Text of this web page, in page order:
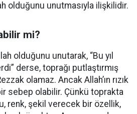
olduğunu unutmasıyla ilişkilidir.
mi?
olduğunu unutarak, “Bu yıl
derse, toprağı putlaştırmış
olamaz. Ancak Allah’ın rızık
sebep olabilir. Çünkü toprakta
renk, şekil verecek bir özellik,